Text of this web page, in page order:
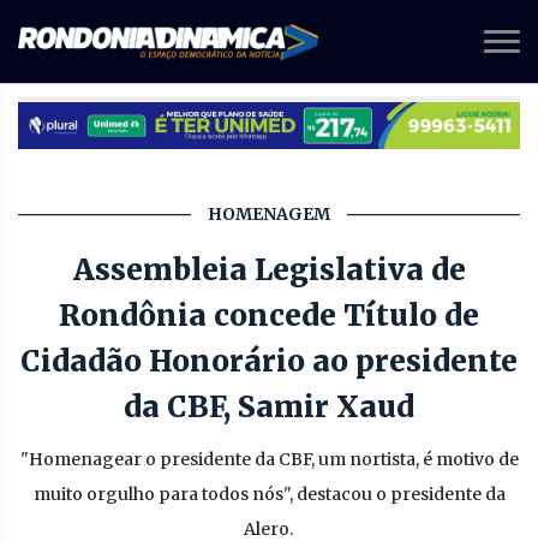
HOMENAGEM
Assembleia Legislativa de
Rondônia concede Título de
Cidadão Honorário ao presidente
da CBF, Samir Xaud
"Homenagear o presidente da CBF, um nortista, é motivo de
muito orgulho para todos nós", destacou o presidente da
Alero.